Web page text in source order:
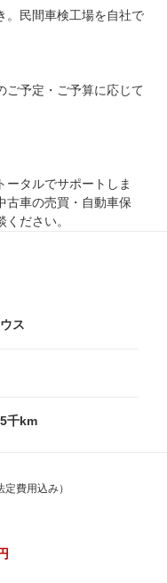
民間車検工場を自社で
予定・ご予算に応じて
タルでサポートしま
古車の売買・自動車保
ださい。
ス
千km
定費用込み）